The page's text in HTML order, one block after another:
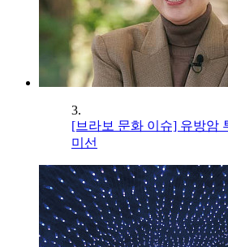
3.
[브라보 문화 이슈] 유방암
미선